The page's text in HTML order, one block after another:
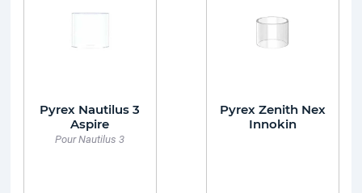
Pyrex Nautilus 3
Aspire
Pour Nautilus 3
Pyrex Zenith Nex
Innokin